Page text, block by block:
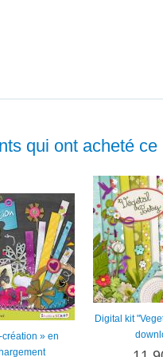
qui ont acheté
création » en
Digital kit